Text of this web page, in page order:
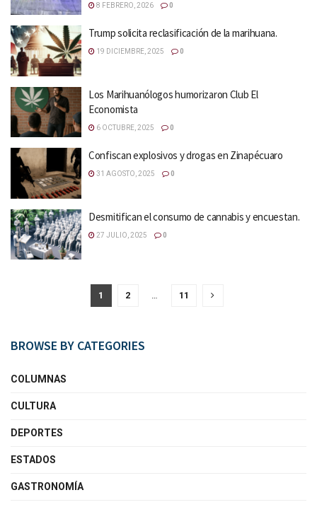
8 FEBRERO, 2026 0
Trump solicita reclasificación de la marihuana.
19 DICIEMBRE, 2025 0
Los Marihuanólogos humorizaron Club El
Economista
6 OCTUBRE, 2025 0
Confiscan explosivos y drogas en Zinapécuaro
31 AGOSTO, 2025 0
Desmitifican el consumo de cannabis y encuestan.
27 JULIO, 2025 0
1 2 … 11
BROWSE BY CATEGORIES
COLUMNAS
CULTURA
DEPORTES
ESTADOS
GASTRONOMÍA